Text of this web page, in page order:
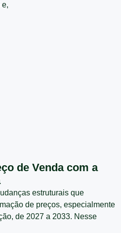
e,
de Venda com a
estruturais que
de preços, especialmente
de 2027 a 2033. Nesse